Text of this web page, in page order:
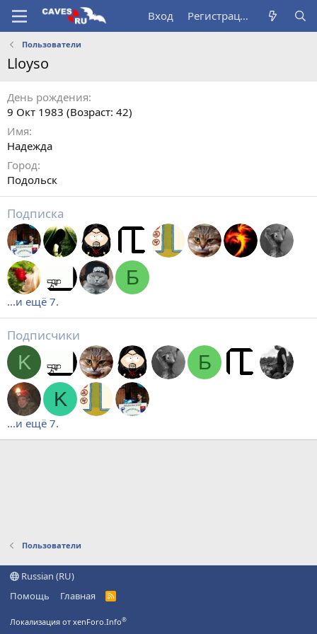
Вход Регистрация
Пользователи
Lloyso
День рождения
9 Окт 1983 (Возраст: 42)
Имя
Надежда
Город
Подольск
Подписка
Б
...и ещё 7.
Подписчики
K
Б
K
...и ещё 7.
Пользователи
Russian (RU)
Помощь
Главная
R
Локализация от xenForo.Info®